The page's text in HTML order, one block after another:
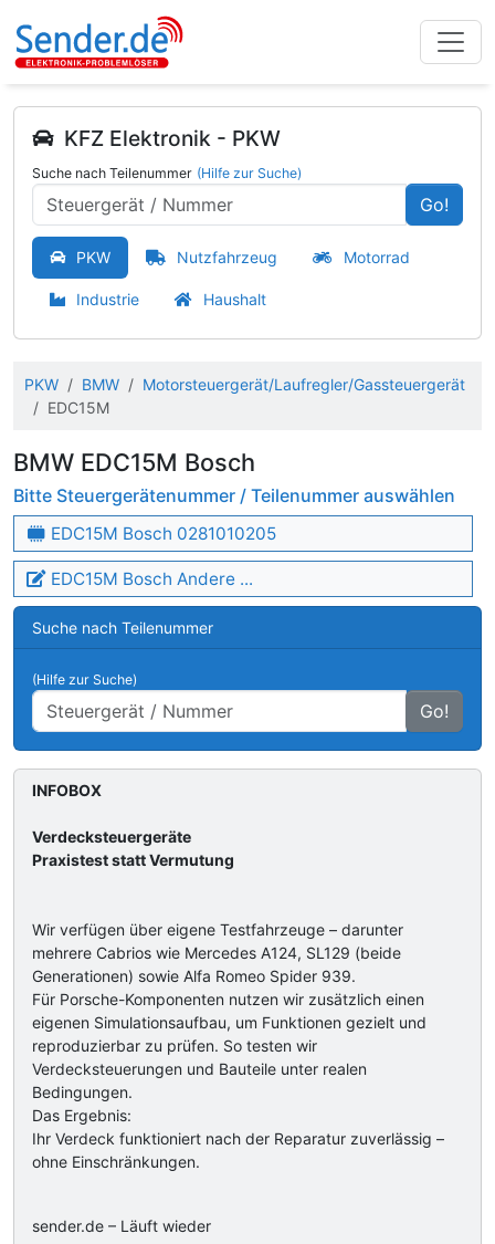
KFZ Elektronik - PKW
Suche nach Teilenummer (Hilfe zur Suche)
Go!
PKW Nutzfahrzeug Motorrad
Industrie Haushalt
PKW BMW
Motorsteuergerät/Laufregler/Gassteuergerät
EDC15M
BMW EDC15M Bosch
Bitte Steuergerätenummer / Teilenummer auswählen
EDC15M Bosch 0281010205
EDC15M Bosch Andere ...
Suche nach Teilenummer
(Hilfe zur Suche)
Go!
INFOBOX
Verdecksteuergeräte
Praxistest statt Vermutung
Wir verfügen über eigene Testfahrzeuge – darunter
mehrere Cabrios wie Mercedes A124, SL129 (beide
Generationen) sowie Alfa Romeo Spider 939.
Für Porsche-Komponenten nutzen wir zusätzlich einen
eigenen Simulationsaufbau, um Funktionen gezielt und
reproduzierbar zu prüfen. So testen wir
Verdecksteuerungen und Bauteile unter realen
Bedingungen.
Das Ergebnis:
Ihr Verdeck funktioniert nach der Reparatur zuverlässig –
ohne Einschränkungen.
sender.de – Läuft wieder